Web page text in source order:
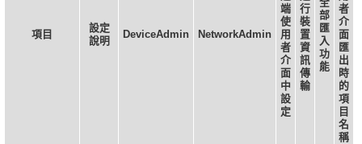
項目
設定
說明
DeviceAdmin NetworkAdmin
端
使
用
者
介
面
中
設
定
行
裝
置
資
訊
傳
輸
部
匯
入
功
能
者
介
面
匯
出
時
的
項
目
名
稱